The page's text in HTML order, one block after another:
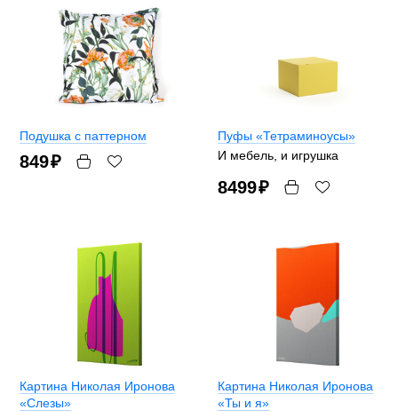
Подушка с паттерном
849₽
Пуфы «Тетраминоусы»
И мебель, и игрушка
8499₽
Картина Николая Иронова
«Слезы»
Картина Николая Иронова
«Ты и я»